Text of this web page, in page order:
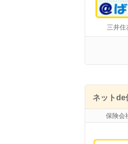
三井住
ネットde
保険会